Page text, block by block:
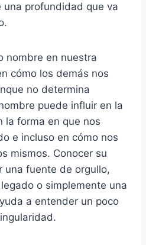
profundidad que va
nombre en nuestra
cómo los demás nos
no determina
puede influir en la
la forma en que nos
e incluso en cómo nos
mismos. Conocer su
una fuente de orgullo,
o simplemente una
a entender un poco